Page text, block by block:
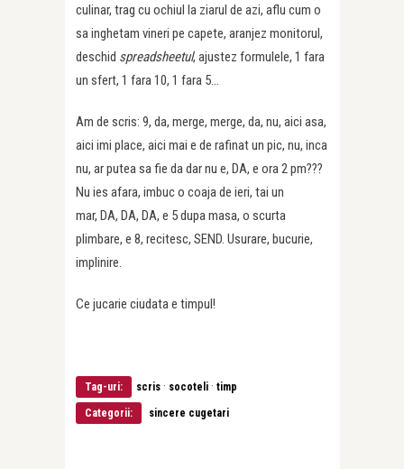
culinar, trag cu ochiul la ziarul de azi, aflu cum o
sa inghetam vineri pe capete, aranjez monitorul,
deschid spreadsheetul, ajustez formulele, 1 fara
un sfert, 1 fara 10, 1 fara 5…
Am de scris: 9, da, merge, merge, da, nu, aici asa,
aici imi place, aici mai e de rafinat un pic, nu, inca
nu, ar putea sa fie da dar nu e, DA, e ora 2 pm???
Nu ies afara, imbuc o coaja de ieri, tai un
mar, DA, DA, DA, e 5 dupa masa, o scurta
plimbare, e 8, recitesc, SEND. Usurare, bucurie,
implinire.
Ce jucarie ciudata e timpul!
Tag-uri: scris · socoteli · timp
Categorii: sincere cugetari